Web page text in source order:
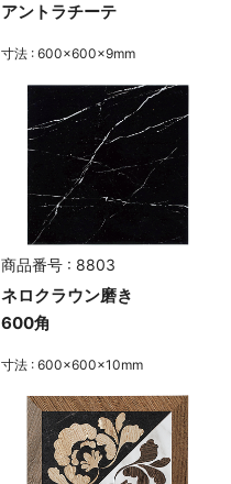
アントラチーテ
寸法 : 600×600×9mm
商品番号 : 8803
ネロクラウン磨き
600角
寸法 : 600×600×10mm